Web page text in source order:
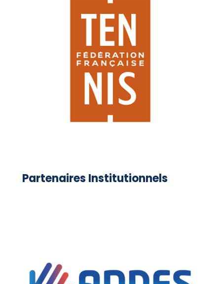
Partenaires Institutionnels